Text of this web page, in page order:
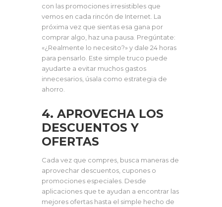
con las promociones irresistibles que
vemos en cada rincón de Internet. La
próxima vez que sientas esa gana por
comprar algo, haz una pausa. Pregúntate:
«¿Realmente lo necesito?» y dale 24 horas
para pensarlo. Este simple truco puede
ayudarte a evitar muchos gastos
innecesarios, úsala como estrategia de
ahorro.
4. APROVECHA LOS
DESCUENTOS Y
OFERTAS
Cada vez que compres, busca maneras de
aprovechar descuentos, cupones o
promociones especiales. Desde
aplicaciones que te ayudan a encontrar las
mejores ofertas hasta el simple hecho de